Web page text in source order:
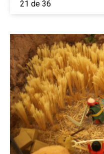
21 de 36